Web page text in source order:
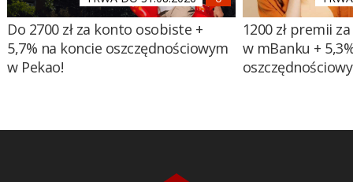
Do 2700 zł za konto osobiste +
5,7% na koncie oszczędnościowym
w Pekao!
1200 zł premii
w mBanku +